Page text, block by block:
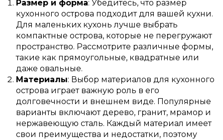
Размер и форма: Убедитесь, что размер
кухонного острова подходит для вашей кухни.
Для маленьких кухонь лучше выбрать
компактные острова, которые не перегружают
пространство. Рассмотрите различные формы,
такие как прямоугольные, квадратные или
даже овальные.
Материалы: Выбор материалов для кухонного
острова играет важную роль в его
долговечности и внешнем виде. Популярные
варианты включают дерево, гранит, мрамор и
нержавеющую сталь. Каждый материал имеет
свои преимущества и недостатки, поэтому